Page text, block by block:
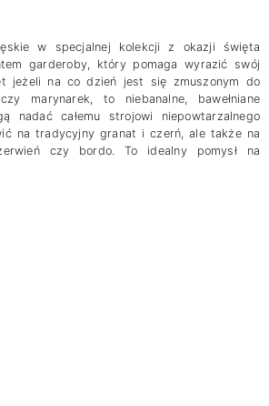
w specjalnej kolekcji z okazji święta
garderoby, który pomaga wyrazić swój
jeżeli na co dzień jest się zmuszonym do
marynarek, to niebanalne, bawełniane
nadać całemu strojowi niepowtarzalnego
na tradycyjny granat i czerń, ale także na
czy bordo. To idealny pomysł na